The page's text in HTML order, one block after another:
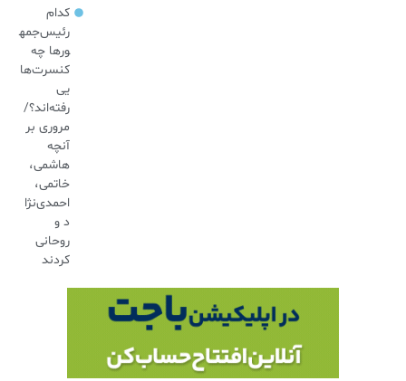
کدام
رئیس‌جمه
ورها چه
کنسرت‌ها
یی
رفته‌اند؟/
مروری بر
آنچه
هاشمی،
خاتمی،
احمدی‌نژا
د و
روحانی
کردند